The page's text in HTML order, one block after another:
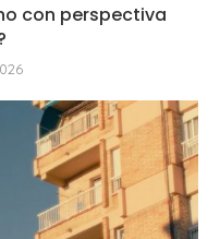
con perspectiva